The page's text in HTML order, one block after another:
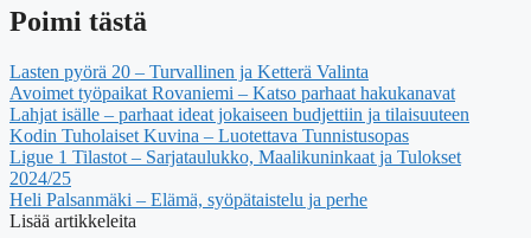
Poimi tästä
Lasten pyörä 20 – Turvallinen ja Ketterä Valinta
Avoimet työpaikat Rovaniemi – Katso parhaat hakukanavat
Lahjat isälle – parhaat ideat jokaiseen budjettiin ja tilaisuuteen
Kodin Tuholaiset Kuvina – Luotettava Tunnistusopas
Ligue 1 Tilastot – Sarjataulukko, Maalikuninkaat ja Tulokset
2024/25
Heli Palsanmäki – Elämä, syöpätaistelu ja perhe
Lisää artikkeleita